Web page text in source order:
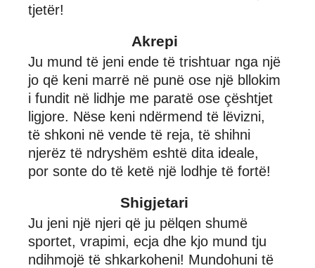
tjetër!
Akrepi
Ju mund të jeni ende të trishtuar nga një
jo që keni marrë në punë ose një bllokim
i fundit në lidhje me paratë ose çështjet
ligjore. Nëse keni ndërmend të lëvizni,
të shkoni në vende të reja, të shihni
njerëz të ndryshëm eshtë dita ideale,
por sonte do të ketë një lodhje të fortë!
Shigjetari
Ju jeni një njeri që ju pëlqen shumë
sportet, vrapimi, ecja dhe kjo mund tju
ndihmojë të shkarkoheni! Mundohuni të